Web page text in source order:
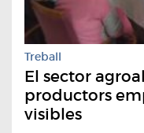
Treball
El sector
productors
visibles